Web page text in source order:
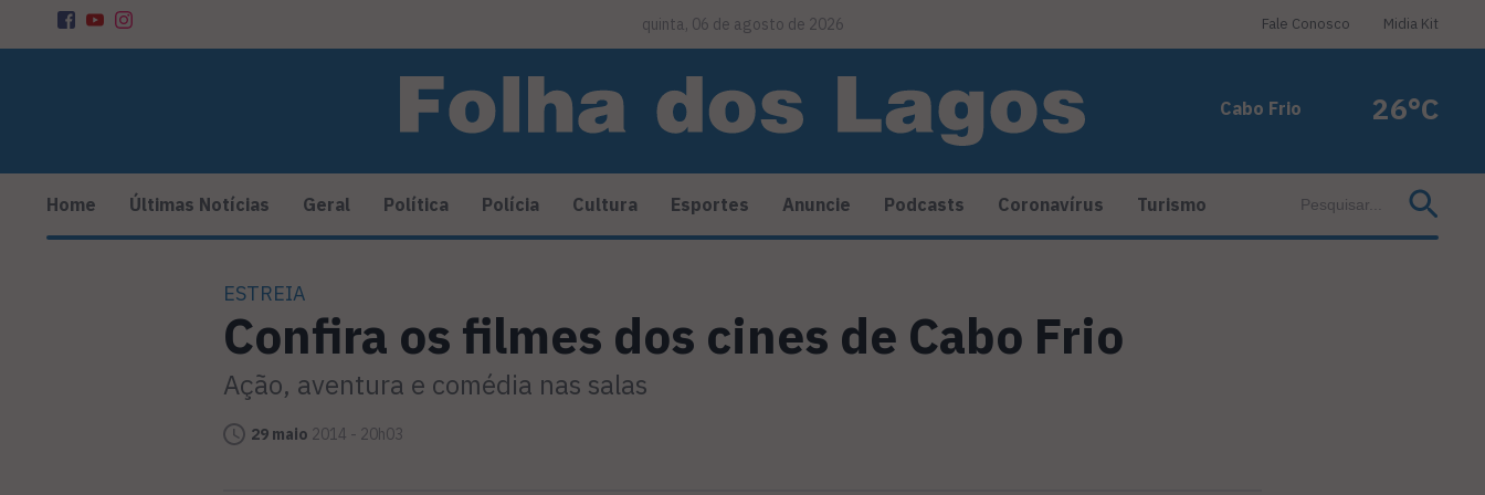
quinta, 06 de agosto de 2026 Fale Conosco Midia Kit
Cabo Frio 26°C
Home Últimas Notícias Geral Política Polícia Cultura Esportes Anuncie Podcasts Coronavírus Turismo
ESTREIA
Confira os filmes dos cines de Cabo Frio
Ação, aventura e comédia nas salas
29 maio 2014 - 20h03